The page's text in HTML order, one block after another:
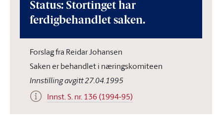
Status: Stortinget har
ferdigbehandlet saken.
Forslag fra Reidar Johansen
Saken er behandlet i næringskomiteen
Innstilling avgitt 27.04.1995
Innst. S. nr. 136 (1994-95)